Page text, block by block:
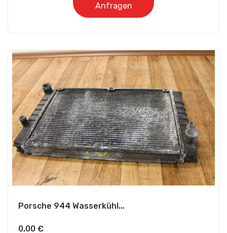
Anfragen
Porsche 944 Wasserkühl...
0,00 €